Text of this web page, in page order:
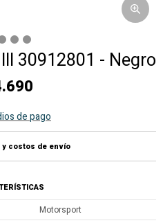
30912801 - Negro
de pago
y costos de envío
Motorsport